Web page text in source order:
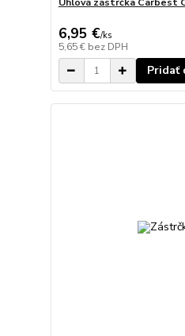
Uhlová zástrčka Carbest
6,95 €/ks
5,65 € bez DPH
Pridať